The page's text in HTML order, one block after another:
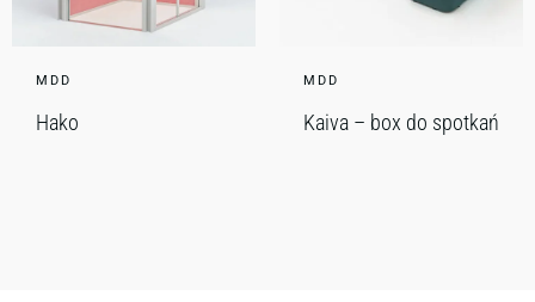
MDD
Hako
MDD
Kaiva – box do spotkań